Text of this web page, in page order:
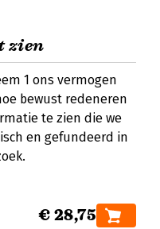
zien
1 ons vermogen
bewust redeneren
te zien die we
en gefundeerd in
€ 28,75